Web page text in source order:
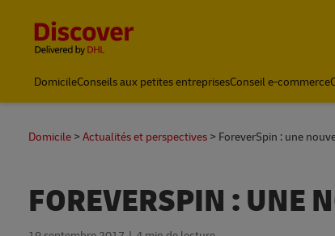
DomicileConseils aux petites entreprisesConseil e-commerce
Domicile Actualités et perspectives ForeverSpin : une
FOREVERSPIN : UNE